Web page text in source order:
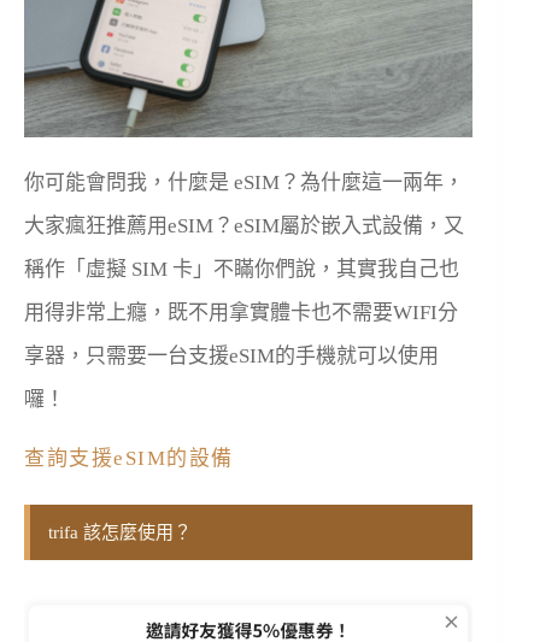
你可能會問我，什麼是 eSIM？為什麼這一兩年，
大家瘋狂推薦用eSIM？eSIM屬於嵌入式設備，又
稱作「虛擬 SIM 卡」不瞞你們說，其實我自己也
用得非常上癮，既不用拿實體卡也不需要WIFI分
享器，只需要一台支援eSIM的手機就可以使用
囉！
查詢支援eSIM的設備
trifa 該怎麼使用？